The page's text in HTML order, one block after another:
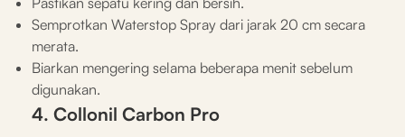
Semprotkan Waterstop Spray dari jarak 20 cm secara
merata.
Biarkan mengering selama beberapa menit sebelum
digunakan.
4. Collonil Carbon Pro